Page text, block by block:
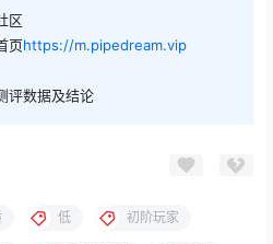
区
页https://m.pipedream.vip
评数据及结论
低 初阶玩家